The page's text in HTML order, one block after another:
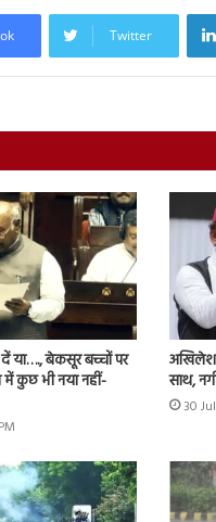
Twitter
या…., बेकसूर बच्चों पर
में कुछ भी नया नहीं-
अखिलेश
साथ,
30